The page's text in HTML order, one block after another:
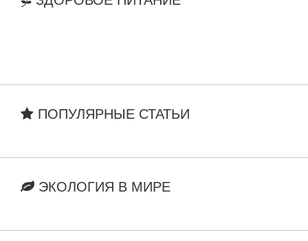
ПОПУЛЯРНЫЕ СТАТЬИ
ЭКОЛОГИЯ В МИРЕ